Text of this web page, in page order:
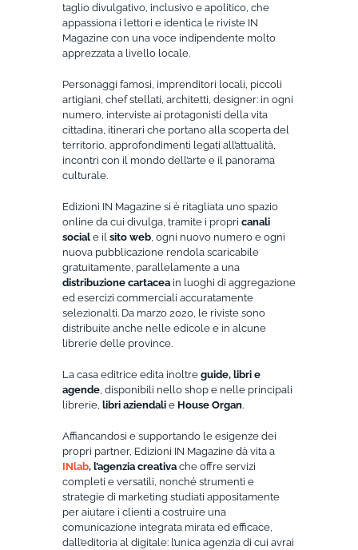
taglio divulgativo, inclusivo e apolitico, che
appassiona i lettori e identica le riviste IN
Magazine con una voce indipendente molto
apprezzata a livello locale.
Personaggi famosi, imprenditori locali, piccoli
artigiani, chef stellati, architetti, designer: in ogni
numero, interviste ai protagonisti della vita
cittadina, itinerari che portano alla scoperta del
territorio, approfondimenti legati all’attualità,
incontri con il mondo dell’arte e il panorama
culturale.
Edizioni IN Magazine si è ritagliata uno spazio
online da cui divulga, tramite i propri canali
sociale il sito web, ogni nuovo numero e ogni
nuova pubblicazione rendola scaricabile
gratuitamente, parallelamente a una
distribuzione cartaceain luoghi di aggregazione
ed esercizi commerciali accuratamente
selezionalti. Da marzo 2020, le riviste sono
distribuite anche nelle edicole e in alcune
librerie delle province.
La casa editrice edita inoltre guide, libri e
agende, disponibili nello shop e nelle principali
librerie, libri aziendalie House Organ.
Affiancandosi e supportando le esigenze dei
propri partner, Edizioni IN Magazine dà vita a
INlab, l’agenzia creativache offre servizi
completi e versatili, nonché strumenti e
strategie di marketing studiati appositamente
per aiutare i clienti a costruire una
comunicazione integrata mirata ed efficace,
dall’editoria al digitale: l’unica agenzia di cui avrai